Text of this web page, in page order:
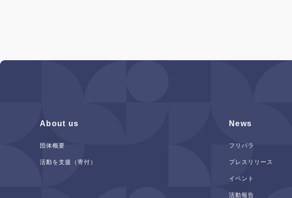
About us
団体概要
活動を支援（寄付）
News
フリパラ
プレスリリース
イベント
活動報告